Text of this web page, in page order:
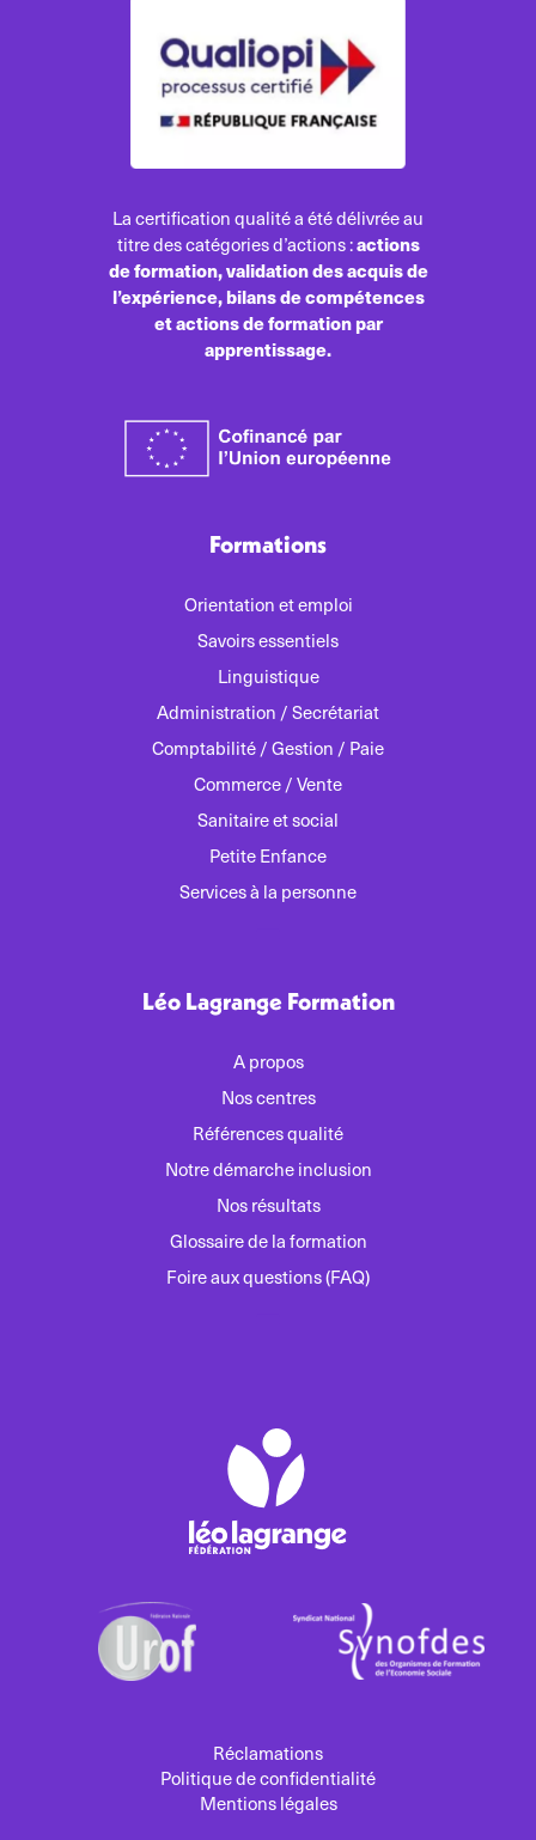
La certification qualité a été délivrée au
titre des catégories d’actions :actions
de formation, validation des acquis de
l’expérience, bilans de compétences
et actions de formation par
apprentissage.
Formations
Orientation et emploi
Savoirs essentiels
Linguistique
Administration / Secrétariat
Comptabilité / Gestion / Paie
Commerce / Vente
Sanitaire et social
Petite Enfance
Services à la personne
Léo Lagrange Formation
A propos
Nos centres
Références qualité
Notre démarche inclusion
Nos résultats
Glossaire de la formation
Foire aux questions (FAQ)
Réclamations
Politique de confidentialité
Mentions légales